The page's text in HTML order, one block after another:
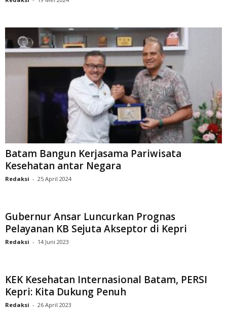
Batam Bangun Kerjasama Pariwisata
Kesehatan antar Negara
Redaksi - 25 April 2024
Gubernur Ansar Luncurkan Prognas
Pelayanan KB Sejuta Akseptor di Kepri
Redaksi - 14 Juni 2023
KEK Kesehatan Internasional Batam, PERSI
Kepri: Kita Dukung Penuh
Redaksi - 26 April 2023